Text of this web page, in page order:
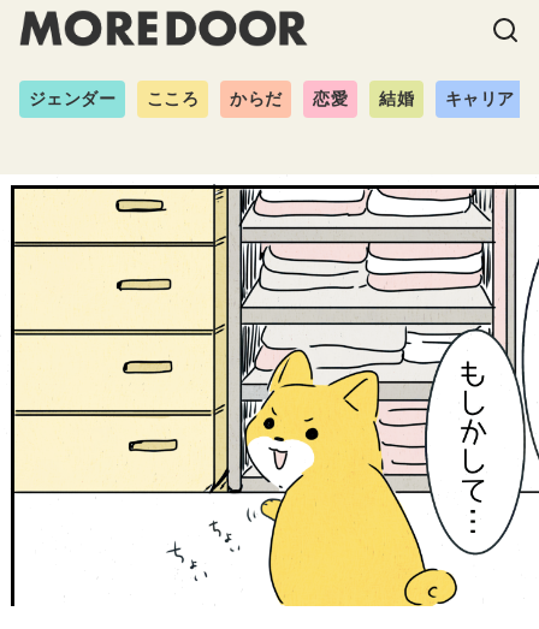
ジェンダー こころ からだ 恋愛 結婚 キャリア